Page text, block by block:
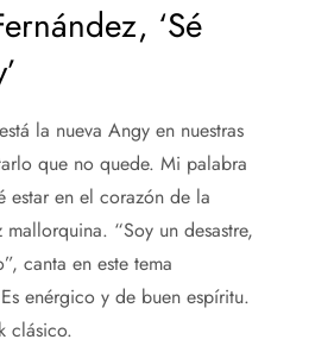
‘Sé
la nueva Angy en nuestras
que no quede. Mi palabra
estar en el corazón de la
“Soy un desastre,
canta en este tema
enérgico y de buen espíritu.
clásico.